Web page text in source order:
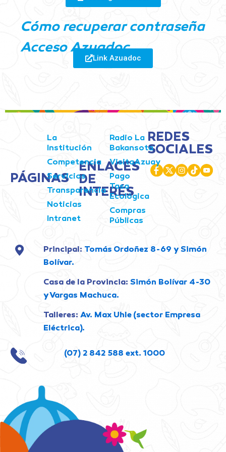
Cómo recuperar contraseña
Acceso Azuadoc
Link Azuadoc
PÁGINAS
La
Institución
Competencia
Servicios
Transparencia
Noticias
Intranet
ENLACES
DE
INTERÉS
Radio La
Bakansota
VisitaAzuay
Pago
Tasa
Ecológica
Compras
Públicas
REDES
SOCIALES
Principal: Tomás Ordoñez 8-69 y Simón
Bolívar.
Casa de la Provincia: Simón Bolívar 4-30
y Vargas Machuca.
Talleres: Av. Max Uhle (sector Empresa
Eléctrica).
(07) 2 842 588 ext. 1000